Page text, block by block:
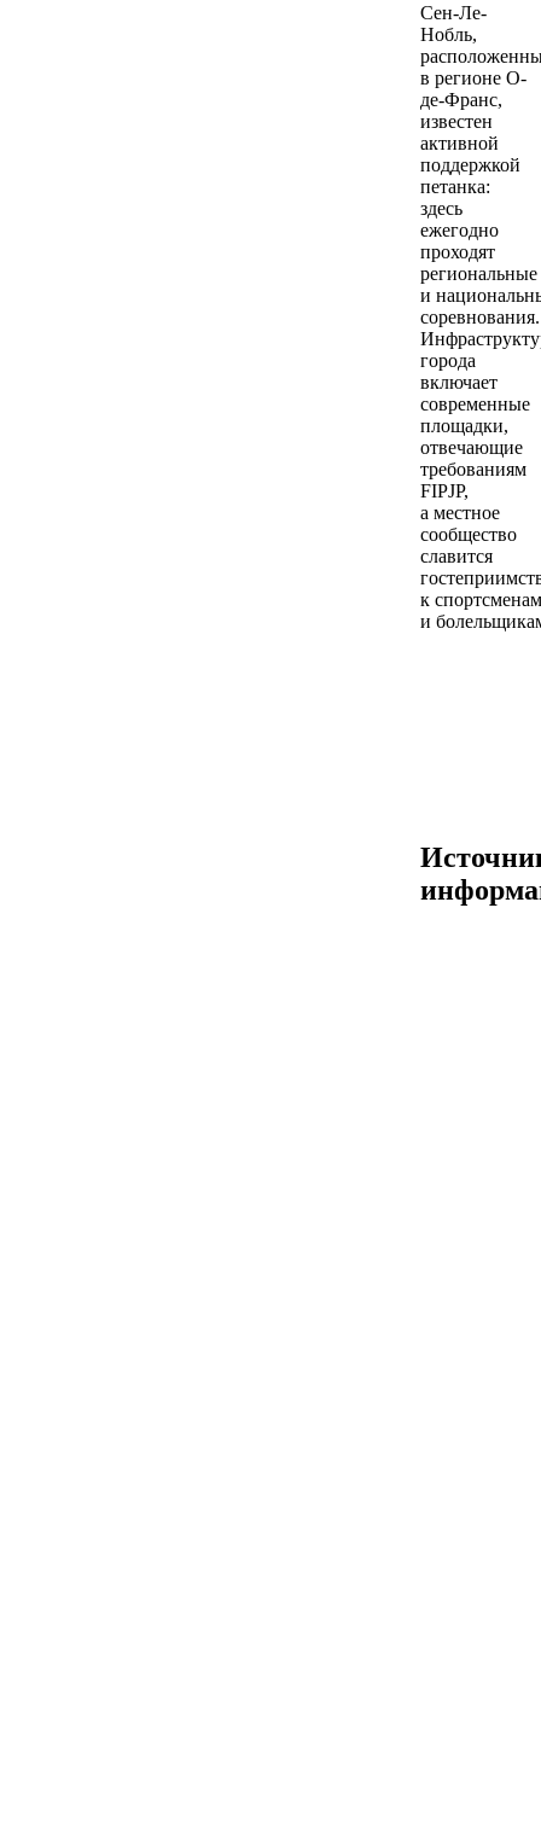
Сен-Ле-
Нобль,
в регионе О-
де-Франс,
известен
активной
поддержкой
петанка:
здесь
ежегодно
проходят
региональные
и
соревнования.
города
включает
современные
площадки,
отвечающие
требованиям
FIPJP,
а местное
сообщество
славится
к спортсменам
и